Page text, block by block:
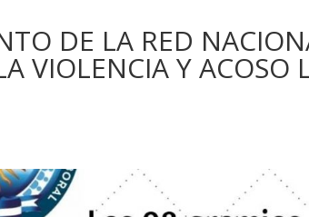
DE LA RED
VIOLENCIA Y ACOSO